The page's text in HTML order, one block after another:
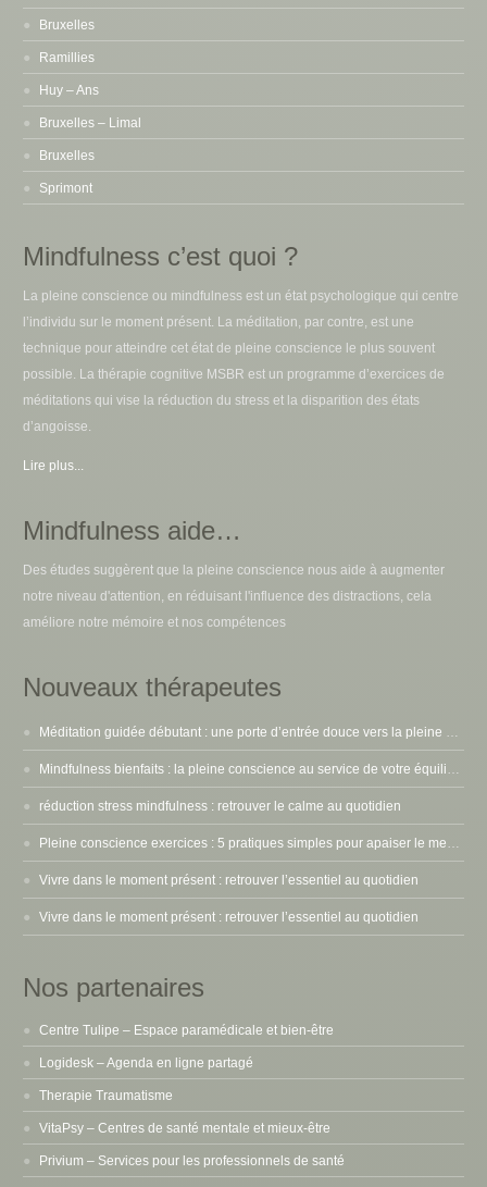
Bruxelles
Ramillies
Huy – Ans
Bruxelles – Limal
Bruxelles
Sprimont
Mindfulness c’est quoi ?
La pleine conscience ou mindfulness est un état psychologique qui centre
l’individu sur le moment présent. La méditation, par contre, est une
technique pour atteindre cet état de pleine conscience le plus souvent
possible. La thérapie cognitive MSBR est un programme d’exercices de
méditations qui vise la réduction du stress et la disparition des états
d’angoisse.
Lire plus...
Mindfulness aide…
Des études suggèrent que la pleine conscience nous aide à augmenter
notre niveau d'attention, en réduisant l'influence des distractions, cela
améliore notre mémoire et nos compétences
Nouveaux thérapeutes
Méditation guidée débutant : une porte d’entrée douce vers la pleine conscience
Mindfulness bienfaits : la pleine conscience au service de votre équilibre intérieur
réduction stress mindfulness : retrouver le calme au quotidien
Pleine conscience exercices : 5 pratiques simples pour apaiser le mental
Vivre dans le moment présent : retrouver l’essentiel au quotidien
Vivre dans le moment présent : retrouver l’essentiel au quotidien
Nos partenaires
Centre Tulipe – Espace paramédicale et bien-être
Logidesk – Agenda en ligne partagé
Therapie Traumatisme
VitaPsy – Centres de santé mentale et mieux-être
Privium – Services pour les professionnels de santé